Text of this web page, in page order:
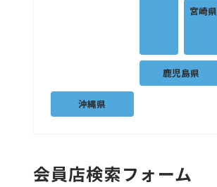
宮崎県
鹿児島県
沖縄県
会員店検索フォーム